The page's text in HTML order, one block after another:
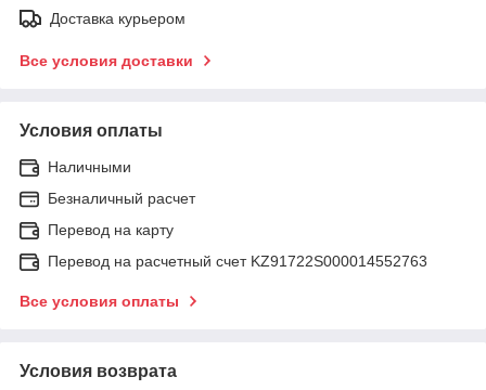
Доставка курьером
Все условия доставки
Условия оплаты
Наличными
Безналичный расчет
Перевод на карту
Перевод на расчетный счет KZ91722S000014552763
Все условия оплаты
Условия возврата